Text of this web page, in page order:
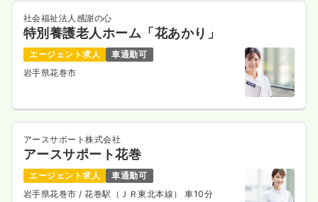
社会福祉法人感謝の心
特別養護老人ホーム「花あかり」
エージェント求人
車通勤可
岩手県花巻市
アースサポート株式会社
アースサポート花巻
エージェント求人
車通勤可
岩手県花巻市/ 花巻駅（ＪＲ東北本線） 車10分